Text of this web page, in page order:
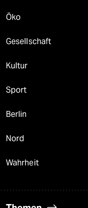
Öko
Gesellschaft
Kultur
Sport
Berlin
Nord
Wahrheit